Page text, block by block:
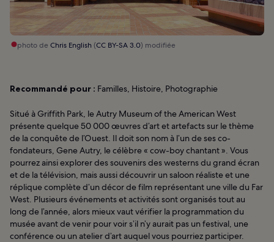
photo de Chris English(CC BY-SA 3.0) modifiée
Recommandé pour : Familles, Histoire, Photographie
Situé à Griffith Park, le Autry Museum of the American West
présente quelque 50 000 œuvres d’art et artefacts sur le thème
de la conquête de l’Ouest. Il doit son nom à l’un de ses co-
fondateurs, Gene Autry, le célèbre « cow-boy chantant ». Vous
pourrez ainsi explorer des souvenirs des westerns du grand écran
et de la télévision, mais aussi découvrir un saloon réaliste et une
réplique complète d’un décor de film représentant une ville du Far
West. Plusieurs événements et activités sont organisés tout au
long de l’année, alors mieux vaut vérifier la programmation du
musée avant de venir pour voir s’il n’y aurait pas un festival, une
conférence ou un atelier d’art auquel vous pourriez participer.